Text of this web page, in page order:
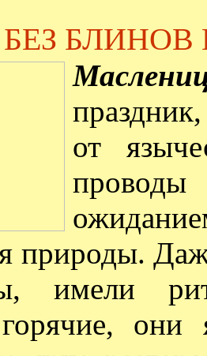
БЕЗ
от
проводы
природы.
имели
они